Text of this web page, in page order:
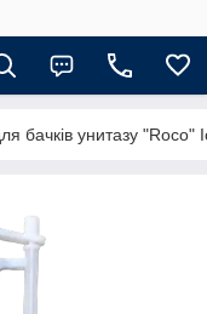
бачків унитазу "Roco"